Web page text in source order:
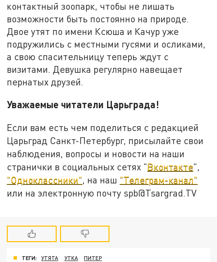
контактный зоопарк, чтобы не лишать
возможности быть постоянно на природе.
Двое утят по имени Ксюша и Качур уже
подружились с местными гусями и осликами,
а свою спасительницу теперь ждут с
визитами. Девушка регулярно навещает
пернатых друзей.
Уважаемые читатели Царьграда!
Если вам есть чем поделиться с редакцией
Царьград Санкт-Петербург, присылайте свои
наблюдения, вопросы и новости на наши
странички в социальных сетях "Вконтакте",
"Одноклассники" , на наш "Телеграм-канал"
или на электронную почту spb@Tsargrad.TV
ТЕГИ: УТЯТА УТКА ПИТЕР